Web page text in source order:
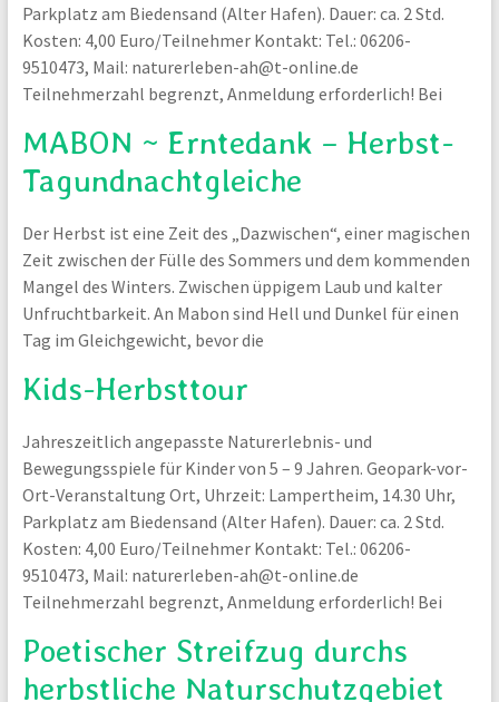
Parkplatz am Biedensand (Alter Hafen). Dauer: ca. 2 Std.
Kosten: 4,00 Euro/Teilnehmer Kontakt: Tel.: 06206-
9510473, Mail: naturerleben-ah@t-online.de
Teilnehmerzahl begrenzt, Anmeldung erforderlich! Bei
MABON ~ Erntedank – Herbst-
Tagundnachtgleiche
Der Herbst ist eine Zeit des „Dazwischen“, einer magischen
Zeit zwischen der Fülle des Sommers und dem kommenden
Mangel des Winters. Zwischen üppigem Laub und kalter
Unfruchtbarkeit. An Mabon sind Hell und Dunkel für einen
Tag im Gleichgewicht, bevor die
Kids-Herbsttour
Jahreszeitlich angepasste Naturerlebnis- und
Bewegungsspiele für Kinder von 5 – 9 Jahren. Geopark-vor-
Ort-Veranstaltung Ort, Uhrzeit: Lampertheim, 14.30 Uhr,
Parkplatz am Biedensand (Alter Hafen). Dauer: ca. 2 Std.
Kosten: 4,00 Euro/Teilnehmer Kontakt: Tel.: 06206-
9510473, Mail: naturerleben-ah@t-online.de
Teilnehmerzahl begrenzt, Anmeldung erforderlich! Bei
Poetischer Streifzug durchs
herbstliche Naturschutzgebiet